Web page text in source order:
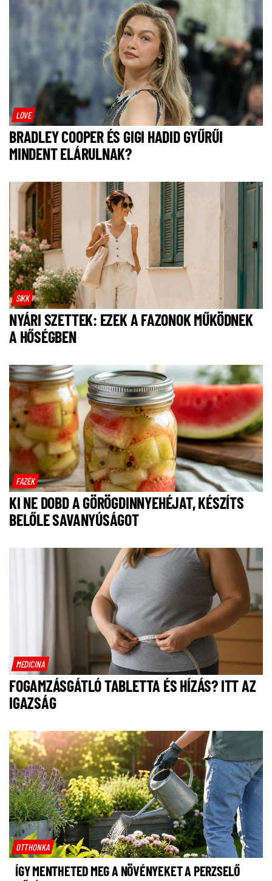
LOVE
BRADLEY COOPER ÉS GIGI HADID GYŰRŰI
MINDENT ELÁRULNAK?
SIKK
NYÁRI SZETTEK: EZEK A FAZONOK MŰKÖDNEK
A HŐSÉGBEN
FAZÉK
KI NE DOBD A GÖRÖGDINNYEHÉJAT, KÉSZÍTS
BELŐLE SAVANYÚSÁGOT
MEDICINA
FOGAMZÁSGÁTLÓ TABLETTA ÉS HÍZÁS? ITT AZ
IGAZSÁG
OTTHONKA
ÍGY MENTHETED MEG A NÖVÉNYEKET A PERZSELŐ